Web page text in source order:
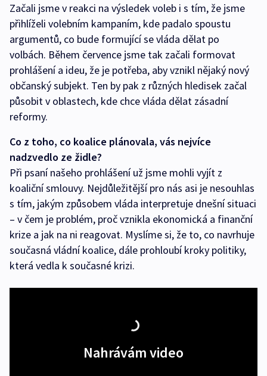
Začali jsme v reakci na výsledek voleb i s tím, že jsme
přihlíželi volebním kampaním, kde padalo spoustu
argumentů, co bude formující se vláda dělat po
volbách. Během července jsme tak začali formovat
prohlášení a ideu, že je potřeba, aby vznikl nějaký nový
občanský subjekt. Ten by pak z různých hledisek začal
působit v oblastech, kde chce vláda dělat zásadní
reformy.
Co z toho, co koalice plánovala, vás nejvíce
nadzvedlo ze židle?
Při psaní našeho prohlášení už jsme mohli vyjít z
koaliční smlouvy. Nejdůležitější pro nás asi je nesouhlas
s tím, jakým způsobem vláda interpretuje dnešní situaci
– v čem je problém, proč vznikla ekonomická a finanční
krize a jak na ni reagovat. Myslíme si, že to, co navrhuje
současná vládní koalice, dále prohloubí kroky politiky,
která vedla k současné krizi.
Nahrávám video